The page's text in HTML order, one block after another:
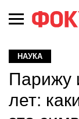
НАУКА
Парижу
лет: